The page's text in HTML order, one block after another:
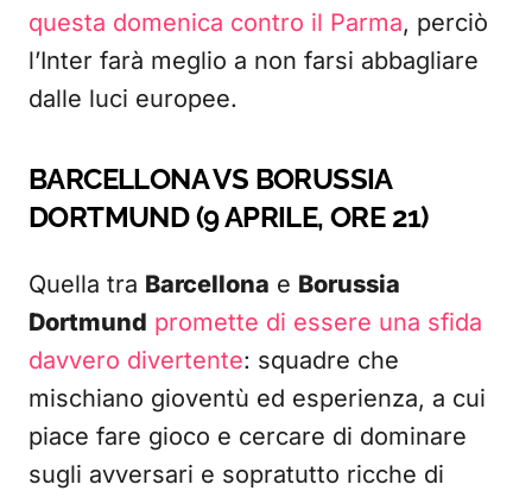
questa domenica contro il Parma, perciò
l’Inter farà meglio a non farsi abbagliare
dalle luci europee.
BARCELLONA VS BORUSSIA
DORTMUND (9 APRILE, ORE 21)
Quella tra Barcellona e Borussia
Dortmund promette di essere una sfida
davvero divertente: squadre che
mischiano gioventù ed esperienza, a cui
piace fare gioco e cercare di dominare
sugli avversari e sopratutto ricche di